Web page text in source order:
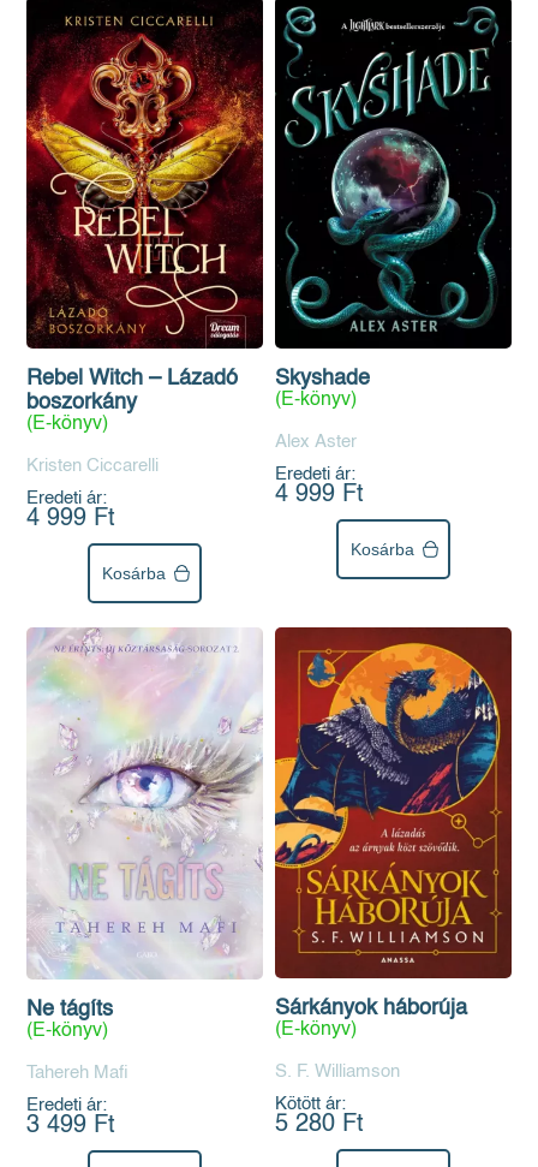
Rebel Witch – Lázadó
boszorkány
(E-könyv)
Kristen Ciccarelli
Eredeti ár:
4 999 Ft
Kosárba
Skyshade
(E-könyv)
Alex Aster
Eredeti ár:
4 999 Ft
Kosárba
Ne tágíts
(E-könyv)
Tahereh Mafi
Eredeti ár:
3 499 Ft
Sárkányok háborúja
(E-könyv)
S. F. Williamson
Kötött ár:
5 280 Ft